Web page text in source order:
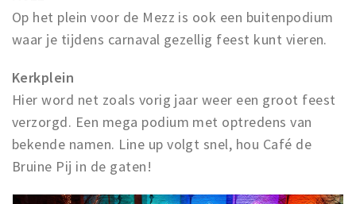
Op het plein voor de Mezz is ook een buitenpodium
waar je tijdens carnaval gezellig feest kunt vieren.
Kerkplein
Hier word net zoals vorig jaar weer een groot feest
verzorgd. Een mega podium met optredens van
bekende namen. Line up volgt snel, hou Café de
Bruine Pij in de gaten!